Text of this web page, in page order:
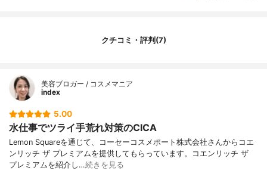
末、水溶性ツボクサエキス、1，3－ブチレ
化ナトリウム、架橋型メチルポリシロキサ
クチコミ・評判(7)
美容ブロガー / コスメマニア
index
5.00
水仕事でツライ手荒れ対策のCICA
Lemon Squareを通じて、コーセーコスメポート株式会社さんからコエ
ンリッチ ザ プレミアムを提供してもらっています。コエンリッチ ザ
プレミアムを紹介し…続きを見る